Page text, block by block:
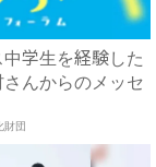
学生を経験した
んからのメッセ
財団